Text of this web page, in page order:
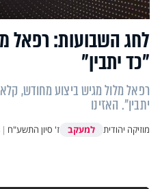
לחג השבועות: רפאל
"כד יתבין"
רפאל מלול מגיש ביצוע מחודש,
יתבין". האזינו
מוזיקה יהודית למעקב ז' סיון התשע"ח |